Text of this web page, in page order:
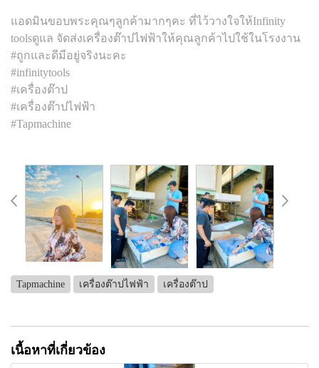
แอดมินขอบพระคุณๆลูกค้ามากๆคะ ที่ไว้วางใจให้Infinity
toolsดูแล จัดส่งเครื่องต๊าปไฟฟ้าให้คุณลูกค้าไปใช้ในโรงงาน
#ถูกและดีมีอยู่จริงนะคะ
#infinitytools
#เครื่องต๊าป
#เครื่องต๊าปไฟฟ้า
#Tapmachine
Tapmachine เครื่องต๊าปไฟฟ้า เครื่องต๊าป
เนื้อหาที่เกี่ยวข้อง